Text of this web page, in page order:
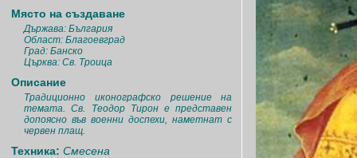
Място на създаване
Държава: България
Област: Благоевград
Град: Банско
Църква: Св. Троица
Описание
Традиционно иконографско решение на
темата. Св. Теодор Тирон е представен
допоясно във военни доспехи, наметнат с
червен плащ.
Техника: Смесена